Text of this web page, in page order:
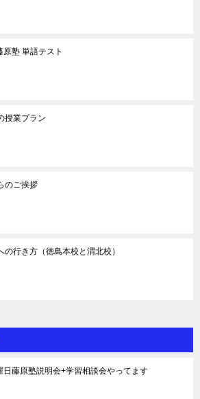
原塾 単語テスト
授業プラン
のご挨拶
の行き方（徳島本校と渭北校）
日藤原塾説明会+学習相談会やってます